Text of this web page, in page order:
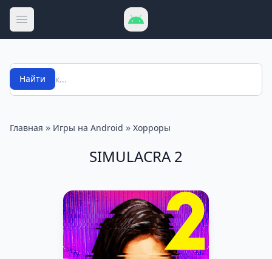
Открыть меню
Поиск
Найти
Главная » Игры на Android » Хорроры
SIMULACRA 2